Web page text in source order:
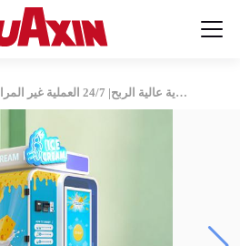
آلة بيع الآيس كريم التلقائي التجارية عالية الربح| 24/7 العملية غير المراقبة